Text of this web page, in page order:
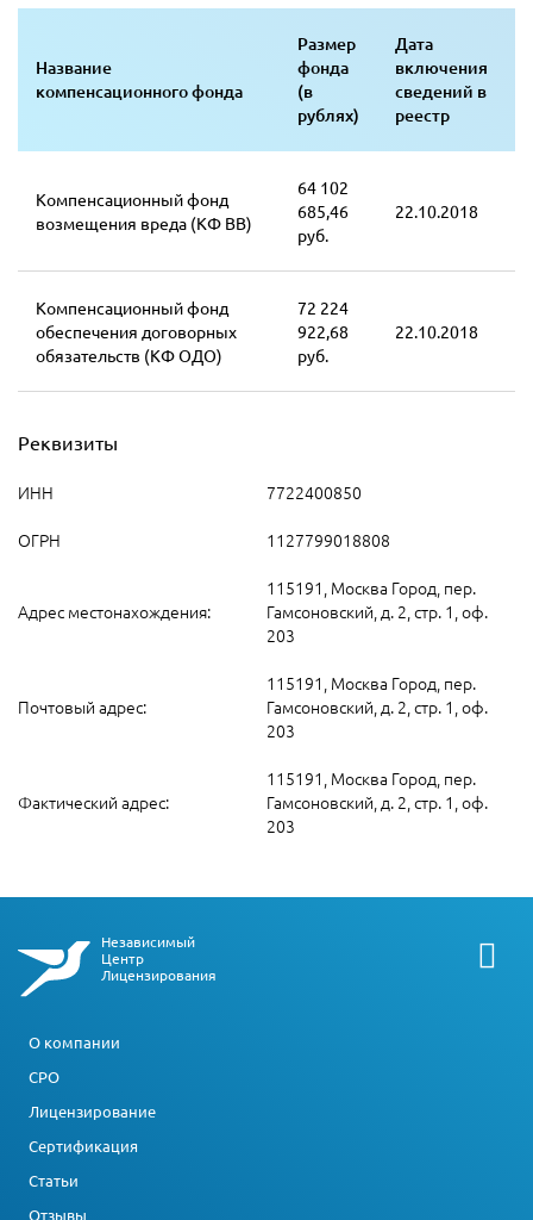
Название
компенсационного фонда
Размер
фонда
(в
рублях)
Дата
включения
сведений в
реестр
Компенсационный фонд
возмещения вреда (КФ ВВ)
64 102
685,46
руб.
22.10.2018
Компенсационный фонд
обеспечения договорных
обязательств (КФ ОДО)
72 224
922,68
руб.
22.10.2018
Реквизиты
ИНН
7722400850
ОГРН
1127799018808
Адрес местонахождения:
115191, Москва Город, пер.
Гамсоновский, д. 2, стр. 1, оф.
203
Почтовый адрес:
115191, Москва Город, пер.
Гамсоновский, д. 2, стр. 1, оф.
203
Фактический адрес:
115191, Москва Город, пер.
Гамсоновский, д. 2, стр. 1, оф.
203
Независимый
Центр
Лицензирования
О компании
СРО
Лицензирование
Сертификация
Статьи
Отзывы